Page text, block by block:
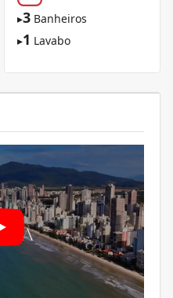
▸3 Banheiros
▸1 Lavabo